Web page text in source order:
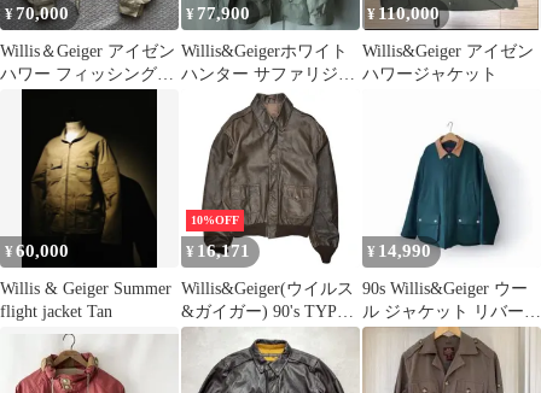
¥70,000
Willis＆Geiger アイゼン
ハワー フィッシングジ
¥ 77,900
Willis&Geigerホワイト
ハンター サファリジャ
ケット38セージグリー
¥ 110,000
Willis&Geiger アイゼン
ハワージャケット
¥60,000
Willis & Geiger Summer
flight jacket Tan
10%OFF
¥ 16,171
Willis&Geiger(ウイルス
&ガイガー) 90's TYPE
A-2 Flight Leather Jacket
フライト レザー ジャケ
ット M35-098 42(XL程
¥ 14,990
90s Willis&Geiger ウー
ル ジャケット リバーシ
ブル